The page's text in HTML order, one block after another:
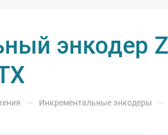
энкодер
— Инкрементальные энкодеры —